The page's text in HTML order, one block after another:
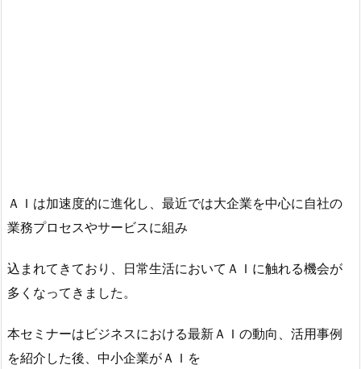
ＡＩは加速度的に進化し、最近では大企業を中心に自社の
業務プロセスやサービスに組み
込まれてきており、日常生活においてＡＩに触れる機会が
多くなってきました。
本セミナーはビジネスにおける最新ＡＩの動向、活用事例
を紹介した後、中小企業がＡＩを